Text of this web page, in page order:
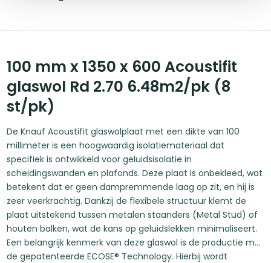
100 mm x 1350 x 600 Acoustifit
glaswol Rd 2.70 6.48m2/pk (8
st/pk)
De Knauf Acoustifit glaswolplaat met een dikte van 100
millimeter is een hoogwaardig isolatiemateriaal dat
specifiek is ontwikkeld voor geluidsisolatie in
scheidingswanden en plafonds. Deze plaat is onbekleed, wat
betekent dat er geen dampremmende laag op zit, en hij is
zeer veerkrachtig. Dankzij de flexibele structuur klemt de
plaat uitstekend tussen metalen staanders (Metal Stud) of
houten balken, wat de kans op geluidslekken minimaliseert.
Een belangrijk kenmerk van deze glaswol is de productie met
de gepatenteerde ECOSE® Technology. Hierbij wordt